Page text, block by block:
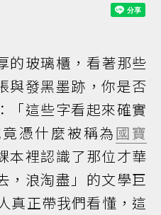
的玻璃櫃，看著那些
與發黑墨跡，你是否
「這些字看起來確實
憑什麼被稱為國寶
本裡認識了那位才華
，浪淘盡」的文學巨
真正帶我們看懂，這